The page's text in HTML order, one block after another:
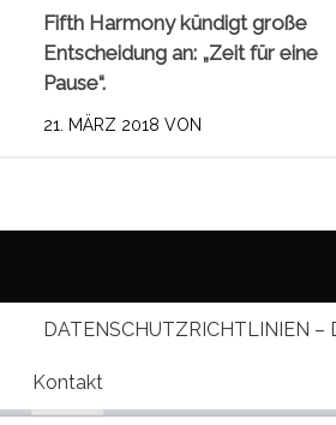
Fifth Harmony kündigt große
Entscheidung an: „Zeit für eine
Pause“.
21. MÄRZ 2018 VON
DATENSCHUTZRICHTLINIEN –
Kontakt